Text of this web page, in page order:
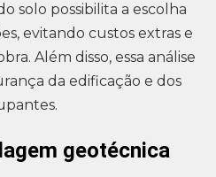
solo possibilita a escolha
evitando custos extras e
Além disso, essa análise
da edificação e dos
geotécnica